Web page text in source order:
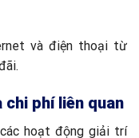
và điện thoại từ
phí liên quan
hoạt động giải trí